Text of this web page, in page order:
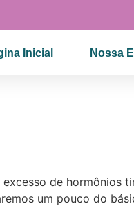
Inicial Nossa
de
um pouco do